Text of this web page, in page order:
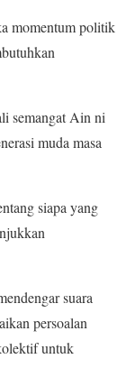
momentum politik
semangat Ain ni
muda masa
siapa yang
suara
persoalan
untuk